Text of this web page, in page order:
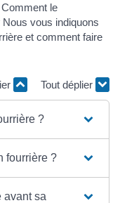
le
vous indiquons
et comment faire
Tout déplier
?
fourrière ?
avant sa